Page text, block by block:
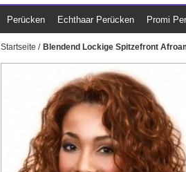
Perücken Echthaar Perücken Promi
Startseite / Blendend Lockige Spitzefront